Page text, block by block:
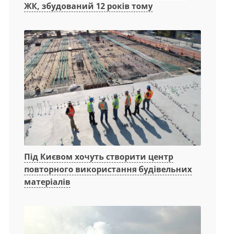
ЖК, збудований 12 років тому
Під Києвом хочуть створити центр
повторного використання будівельних
матеріалів